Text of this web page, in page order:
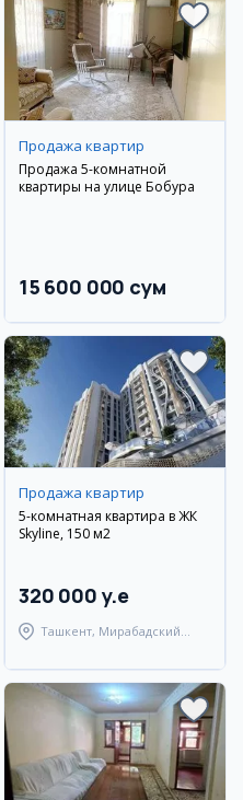
Продажа квартир
Продажа 5-комнатной
квартиры на улице Бобура
15 600 000 сум
Продажа квартир
5-комнатная квартира в ЖК
Skyline, 150 м2
320 000 y.e
Ташкент, Мирабадский